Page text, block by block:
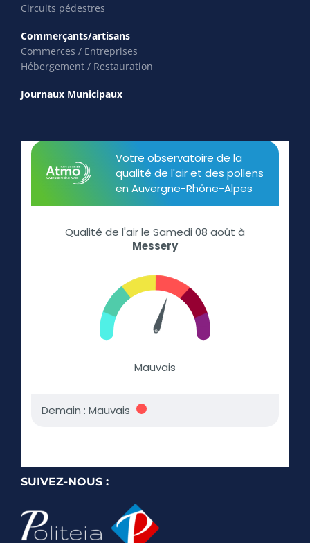
Circuits pédestres
Commerçants/artisans
Commerces / Entreprises
Hébergement / Restauration
Journaux Municipaux
SUIVEZ-NOUS :